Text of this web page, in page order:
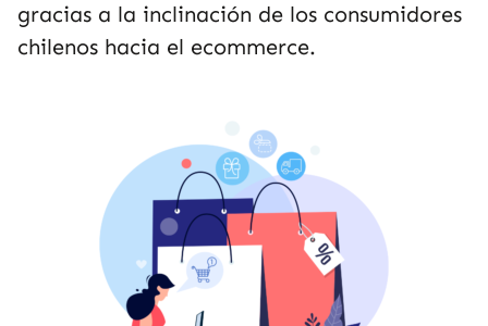
gracias a la inclinación de los consumidores
chilenos hacia el ecommerce.